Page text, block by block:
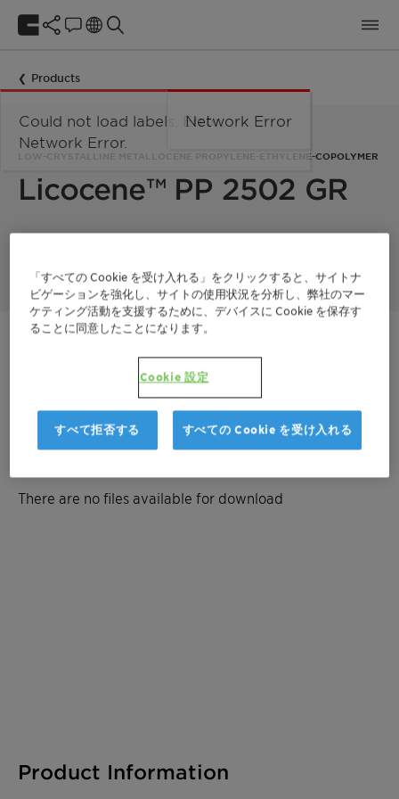
Products
LOW-CRYSTALLINE METALLOCENE PROPYLENE-ETHYLENE-COPOLYMER
Licocene™ PP 2502 GR
Product Information
There are no files available for download
「すべての Cookie を受け入れる」をクリックすると、サイトナ
ビゲーションを強化し、サイトの使用状況を分析し、弊社のマー
ケティング活動を支援するために、デバイスに Cookie を保存す
ることに同意したことになります。
Cookie 設定
すべて拒否する すべての Cookie を受け入れる
Could not load labels. Error:
Network Error.
Network Error